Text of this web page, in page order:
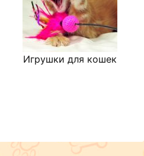
Игрушки для кошек